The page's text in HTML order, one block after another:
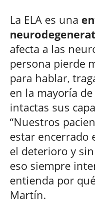
La ELA es una
afecta a las
persona pierde
para hablar,
en la mayoría
intactas sus
“Nuestros
estar encerrado
el deterioro y
eso siempre
entienda por
Martín.